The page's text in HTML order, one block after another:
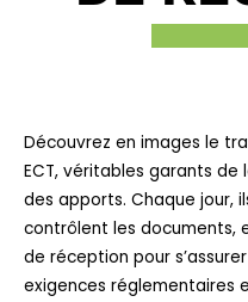
Découvrez en images le
ECT, véritables garants
des apports. Chaque jour,
contrôlent les documents,
de réception pour
exigences réglementaires